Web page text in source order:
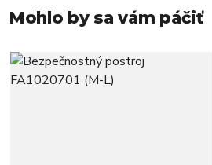
Mohlo by sa vám páčiť